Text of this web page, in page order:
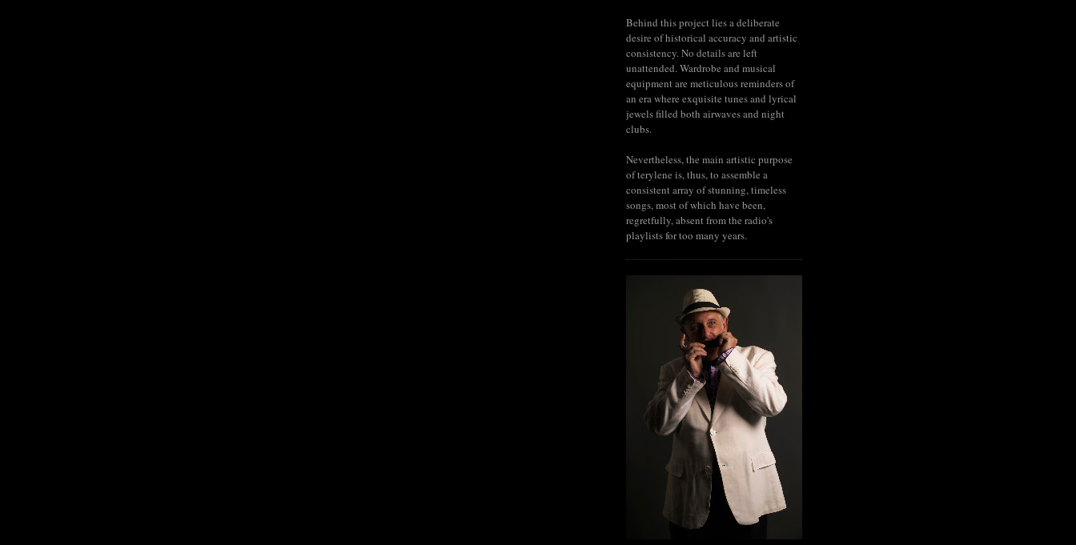
Behind this project lies a deliberate
desire of historical accuracy and artistic
consistency. No details are left
unattended. Wardrobe and musical
equipment are meticulous reminders of
an era where exquisite tunes and lyrical
jewels filled both airwaves and night
clubs.
Nevertheless, the main artistic purpose
of terylene is, thus, to assemble a
consistent array of stunning, timeless
songs, most of which have been,
regretfully, absent from the radio's
playlists for too many years.